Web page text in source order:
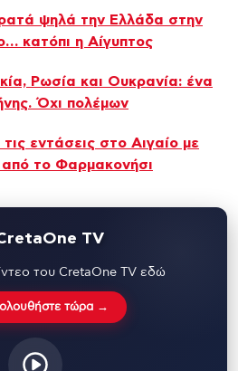
ψηλά την Ελλάδα στην
κατόπι η Αίγυπτος
Ρωσία και Ουκρανία: ένα
Όχι πολέμων
εντάσεις στο Αιγαίο με
το Φαρμακονήσι
TV
του CretaOne TV εδώ
τώρα →